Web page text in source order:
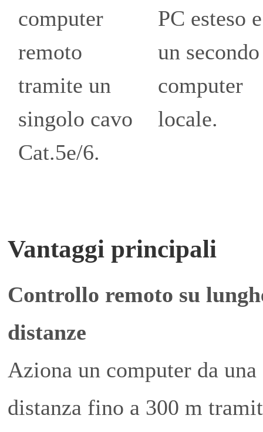
computer
remoto
tramite un
singolo cavo
Cat.5e/6.
PC esteso e
un secondo
computer
locale.
Vantaggi principali
Controllo remoto su
distanze
Aziona un computer da una
distanza fino a 300 m